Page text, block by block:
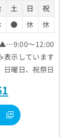
土 日
祝
● 休
休
▲…9:00～12:00
示しています
日曜日、祝祭日